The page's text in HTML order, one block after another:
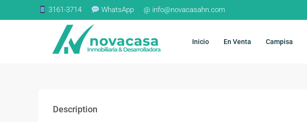
3161-3714 WhatsApp @ info@novacasahn.com
Inicio En Venta Campisa
Description